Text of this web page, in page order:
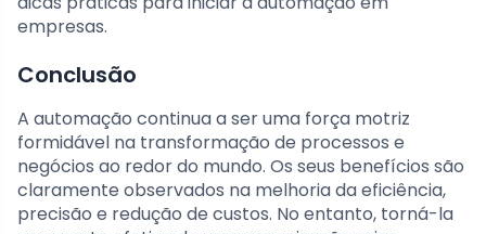
empresas.
Conclusão
A automação continua a ser uma força motriz
formidável na transformação de processos e
negócios ao redor do mundo. Os seus benefícios são
claramente observados na melhoria da eficiência,
precisão e redução de custos. No entanto, torná-la